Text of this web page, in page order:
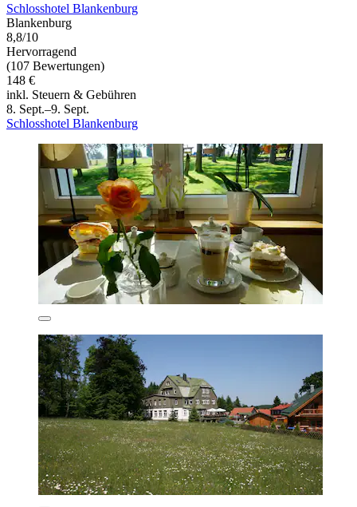
Schlosshotel Blankenburg
Blankenburg
8,8/10
Hervorragend
(107 Bewertungen)
148 €
inkl. Steuern & Gebühren
8. Sept.–9. Sept.
Schlosshotel Blankenburg